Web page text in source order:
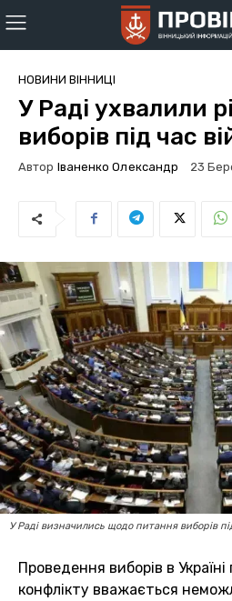
НОВИНИ ВІННИЦІ
У Раді ухвалили
виборів під час
Автор Іваненко Олександр 23
У Раді визначились щодо питання виборів
Проведення виборів в
конфлікту вважається